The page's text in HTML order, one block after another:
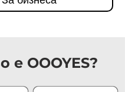
е OOOYES?